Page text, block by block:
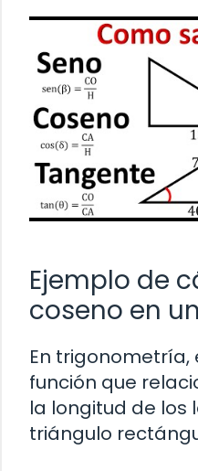
Ejemplo de
coseno en
En trigonometría,
función que
la longitud de los
triángulo